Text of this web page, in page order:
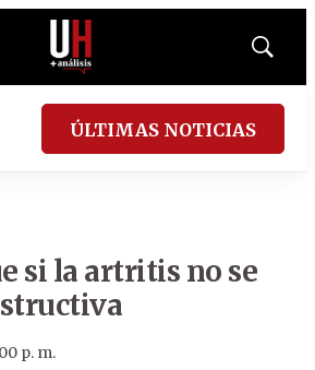
Mostrar
ÚLTIMAS NOTICIAS
si la artritis no se
p. m.